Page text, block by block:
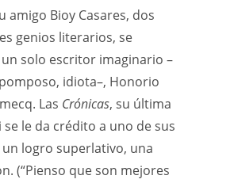
amigo Bioy Casares, dos
genios literarios, se
solo escritor imaginario –
idiota–, Honorio
Las Crónicas, su última
se le da crédito a uno de sus
logro superlativo, una
(“Pienso que son mejores